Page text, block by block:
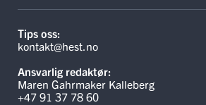
Tips oss:
kontakt@hest.no
Ansvarlig redaktør:
Maren Gahrmaker Kalleberg
+47 91 37 78 60